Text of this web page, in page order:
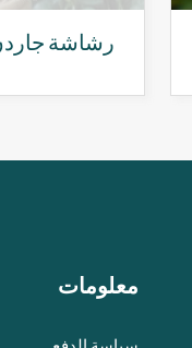
رشاشة جاردن هب ، 5
معلومات